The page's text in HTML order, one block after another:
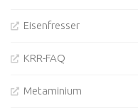
Eisenfresser
KRR-FAQ
Metaminium